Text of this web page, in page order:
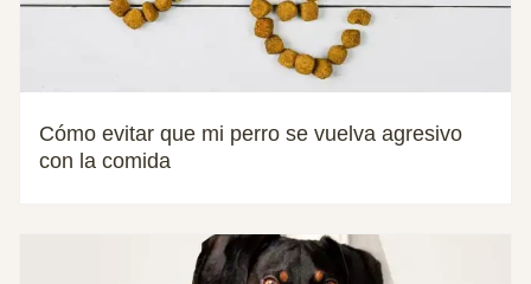
Cómo evitar que mi perro se vuelva agresivo
con la comida